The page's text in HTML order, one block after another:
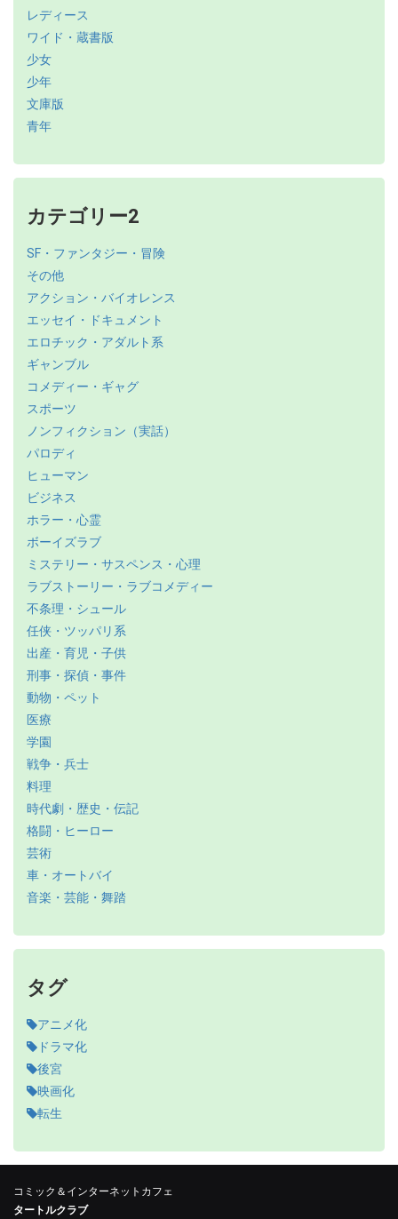
レディース
ワイド・蔵書版
少女
少年
文庫版
青年
カテゴリー2
SF・ファンタジー・冒険
その他
アクション・バイオレンス
エッセイ・ドキュメント
エロチック・アダルト系
ギャンブル
コメディー・ギャグ
スポーツ
ノンフィクション（実話）
パロディ
ヒューマン
ビジネス
ホラー・心霊
ボーイズラブ
ミステリー・サスペンス・心理
ラブストーリー・ラブコメディー
不条理・シュール
任侠・ツッパリ系
出産・育児・子供
刑事・探偵・事件
動物・ペット
医療
学園
戦争・兵士
料理
時代劇・歴史・伝記
格闘・ヒーロー
芸術
車・オートバイ
音楽・芸能・舞踏
タグ
アニメ化
ドラマ化
後宮
映画化
転生
コミック＆インターネットカフェ
タートルクラブ